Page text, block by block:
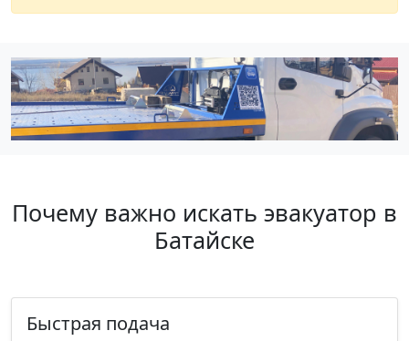
Почему важно искать эвакуатор в
Батайске
Быстрая подача